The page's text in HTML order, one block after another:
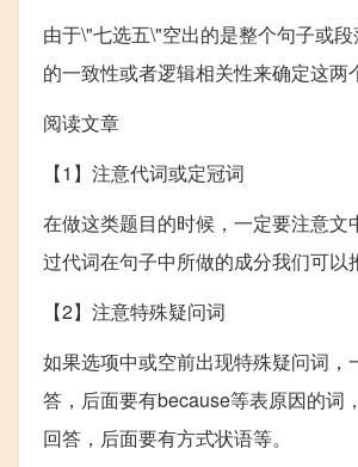
由于\"七选五\"空出的是整个句子或
的一致性或者逻辑相关性来确定这两
阅读文章
【1】注意代词或定冠词
在做这类题目的时候，一定要注意
过代词在句子中所做的成分我们可以
【2】注意特殊疑问词
如果选项中或空前出现特殊疑问词
答，后面要有because等表原因的词
回答，后面要有方式状语等。